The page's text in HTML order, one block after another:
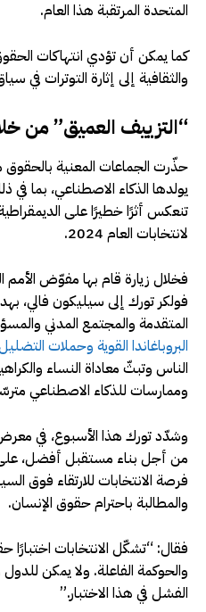
المتحدة المرتقبة هذا العام.
كما يمكن أن تؤدي انتهاكات
والثقافية إلى إثارة التوترات في
“التزييف العميق” من
حذّرت الجماعات المعنية
يولدها الذكاء الاصطناعي، بما في
تنعكس أثرًا خطيرًا على
لانتخابات العام 2024.
فخلال زيارة قام بها مفوّض
فولكر تورك إلى سيليكون فالي،
المتقدمة والمجتمع المدني
البروباغاندا القوية وحملات
الناس وتبثّ معاداة النساء
وممارسات للذكاء الاصطناعي
وشدّد تورك هذا الأسبوع، في
من أجل بناء مستقبل أفضل، على
فرصة الانتخابات للارتقاء فوق
والمطالبة باحترام حقوق الإنسان.
فقال: “تشكّل الانتخابات اختبارًا
والحوكمة الفاعلة. ولا يمكن
الفشل في هذا الاختبار.”